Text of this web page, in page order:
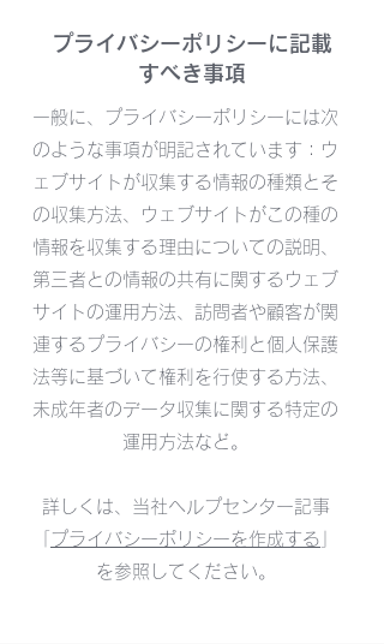
プライバシーポリシーに記載
すべき事項
一般に、プライバシーポリシーには次
のような事項が明記されています：ウ
ェブサイトが収集する情報の種類とそ
の収集方法、ウェブサイトがこの種の
情報を収集する理由についての説明、
第三者との情報の共有に関するウェブ
サイトの運用方法、訪問者や顧客が関
連するプライバシーの権利と個人保護
法等に基づいて権利を行使する方法、
未成年者のデータ収集に関する特定の
運用方法など。
詳しくは、当社ヘルプセンター記事
プライバシーポリシーを作成する
を参照してください。